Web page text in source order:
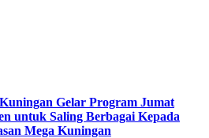
Gelar Program Jumat
untuk Saling Berbagai Kepada
Mega Kuningan